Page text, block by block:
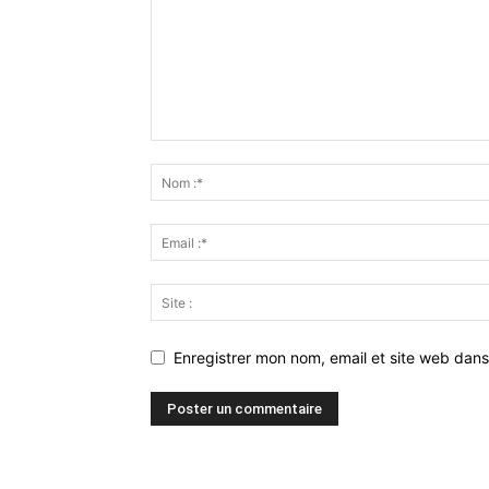
Enregistrer mon nom, email et site web